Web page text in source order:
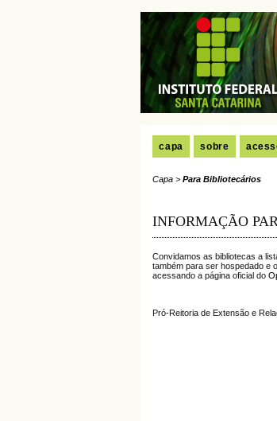
capa sobre
Capa > Para Bibliotecários
INFORMAÇÃO
Convidamos as bibliotecas a
também para ser hospedado e
acessando a página oficial do
Pró-Reitoria de Extensão e